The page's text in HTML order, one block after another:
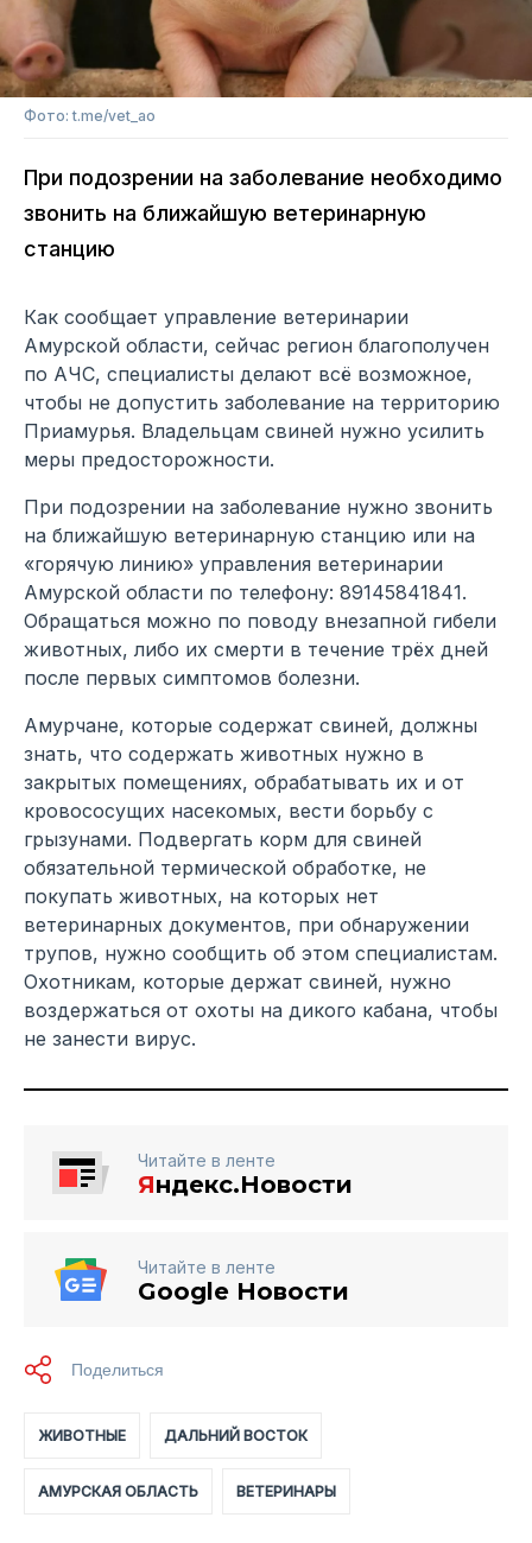
Фото: t.me/vet_ao
При подозрении на заболевание необходимо
звонить на ближайшую ветеринарную
станцию
Как сообщает управление ветеринарии
Амурской области, сейчас регион благополучен
по АЧС, специалисты делают всё возможное,
чтобы не допустить заболевание на территорию
Приамурья. Владельцам свиней нужно усилить
меры предосторожности.
При подозрении на заболевание нужно звонить
на ближайшую ветеринарную станцию или на
«горячую линию» управления ветеринарии
Амурской области по телефону: 89145841841.
Обращаться можно по поводу внезапной гибели
животных, либо их смерти в течение трёх дней
после первых симптомов болезни.
Амурчане, которые содержат свиней, должны
знать, что содержать животных нужно в
закрытых помещениях, обрабатывать их и от
кровососущих насекомых, вести борьбу с
грызунами. Подвергать корм для свиней
обязательной термической обработке, не
покупать животных, на которых нет
ветеринарных документов, при обнаружении
трупов, нужно сообщить об этом специалистам.
Охотникам, которые держат свиней, нужно
воздержаться от охоты на дикого кабана, чтобы
не занести вирус.
Читайте в ленте
Яндекс.Новости
Читайте в ленте
Google Новости
ЖИВОТНЫЕ ДАЛЬНИЙ ВОСТОК
АМУРСКАЯ ОБЛАСТЬ ВЕТЕРИНАРЫ